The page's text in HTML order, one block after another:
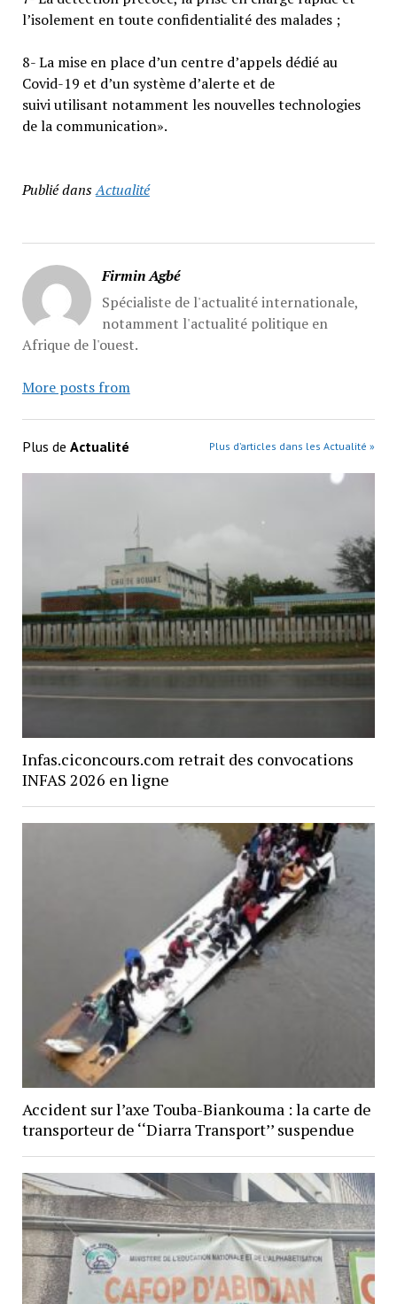
l’isolement en toute confidentialité des malades ;
8- La mise en place d’un centre d’appels dédié au
Covid-19 et d’un système d’alerte et de
suivi utilisant notamment les nouvelles technologies
de la communication».
Publié dansActualité
Firmin Agbé
Spécialiste de l'actualité internationale,
notamment l'actualité politique en
Afrique de l'ouest.
More posts from
Plus de Actualité Plus d’articles dans les Actualité »
Infas.ciconcours.com retrait des convocations
INFAS 2026 en ligne
Accident sur l’axe Touba-Biankouma : la carte de
transporteur de ‘‘Diarra Transport’’ suspendue